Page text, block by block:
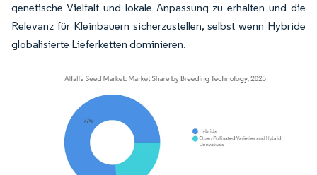
genetische Vielfalt und lokale Anpassung zu erhalten und die
Relevanz für Kleinbauern sicherzustellen, selbst wenn Hybride
globalisierte Lieferketten dominieren.